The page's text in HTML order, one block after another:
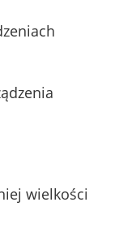
wielkości